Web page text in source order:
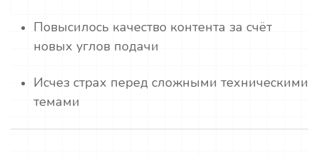
Повысилось качество контента за счёт
новых углов подачи
Исчез страх перед сложными техническими
темами